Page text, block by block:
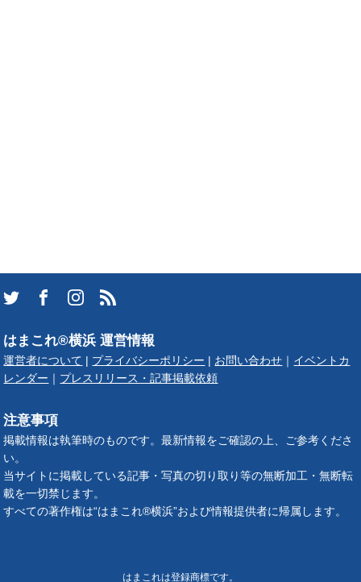
はまこれ®横浜 運営情報
運営者について プライバシーポリシー お問い合わせ
イベントカ
レンダー
プレスリリース・記事掲載依頼
注意事項
掲載情報は執筆時のものです。最新情報をご確認の上、ご参考くださ
い。
当サイトに掲載している記事・写真の切り取り等の無断加工・無断転
載を一切禁じます。
すべての著作権は“はまこれ®横浜”および情報提供者に帰属します。
はまこれは登録商標です。